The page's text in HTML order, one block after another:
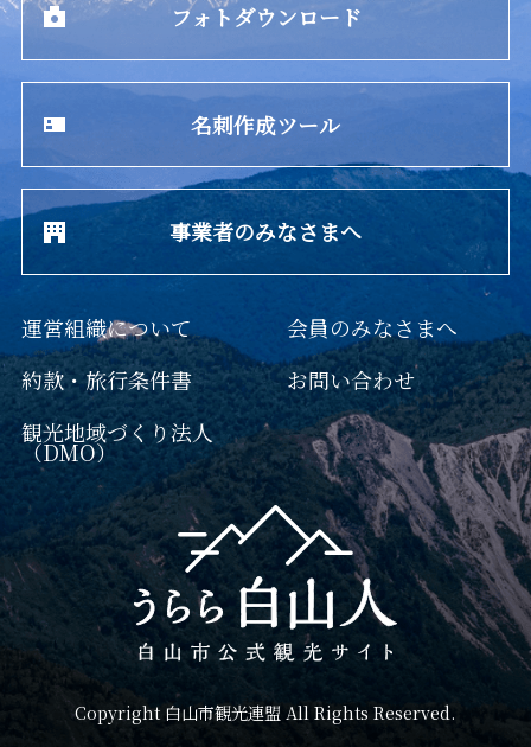
フォトダウンロード
名刺作成ツール
事業者のみなさまへ
運営組織について
約款・旅行条件書
観光地域づくり法人
（DMO）
会員のみなさまへ
お問い合わせ
Copyright 白山市観光連盟 All Rights Reserved.